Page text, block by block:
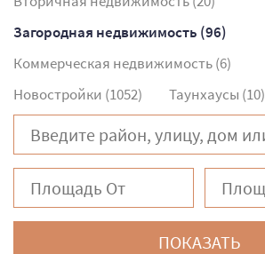
НЕДВИЖИМОСТЬ
ВАКАНСИИ
УСЛУГИ
СТРАХОВАНИЕ
ИПОТЕКА
КОНТАКТЫ
ПРОДАВЦУ
Загородная недвижимость (96)
Коммерческая недвижимость (6)
Новостройки (1052)
Таунхаусы (10)
ПОКАЗАТЬ